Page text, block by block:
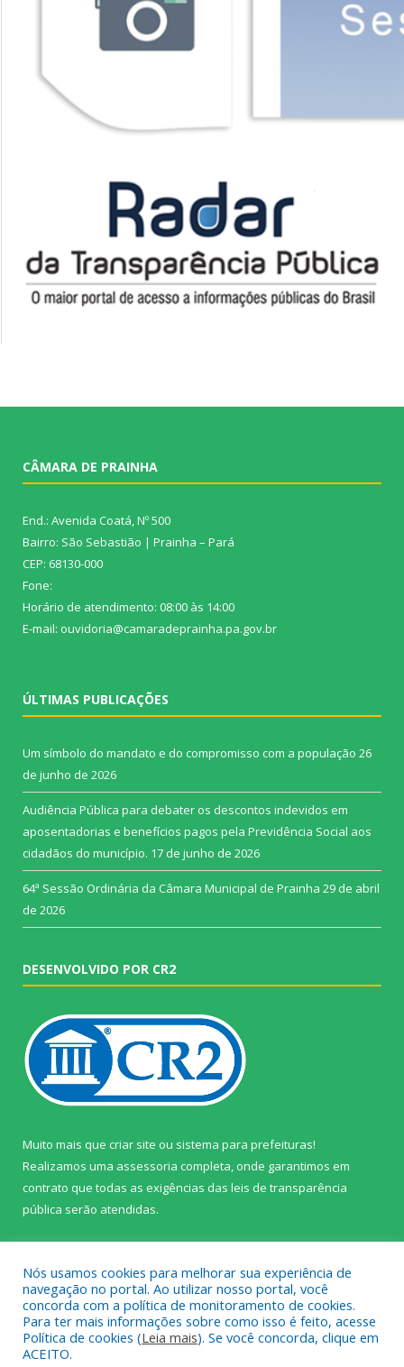
CÂMARA DE PRAINHA
End.: Avenida Coatá, Nº 500
Bairro: São Sebastião | Prainha – Pará
CEP: 68130-000
Fone:
Horário de atendimento: 08:00 às 14:00
E-mail: ouvidoria@camaradeprainha.pa.gov.br
ÚLTIMAS PUBLICAÇÕES
Um símbolo do mandato e do compromisso com a população 26
de junho de 2026
Audiência Pública para debater os descontos indevidos em
aposentadorias e benefícios pagos pela Previdência Social aos
cidadãos do município. 17 de junho de 2026
64ª Sessão Ordinária da Câmara Municipal de Prainha 29 de abril
de 2026
DESENVOLVIDO POR CR2
Muito mais que criar site ou sistema para prefeituras!
Realizamos uma assessoria completa, onde garantimos em
contrato que todas as exigências das leis de transparência
pública serão atendidas.
Todos os direitos reservados a Câmara Municipal de Prainha.
Nós usamos cookies para melhorar sua experiência de
navegação no portal. Ao utilizar nosso portal, você
concorda com a política de monitoramento de cookies.
Para ter mais informações sobre como isso é feito, acesse
Política de cookies (Leia mais). Se você concorda, clique em
ACEITO.